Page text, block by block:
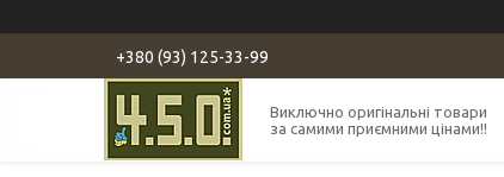
+380 (93) 125-33-99
Виключно оригінальні товари
за самими приємними цінами!!